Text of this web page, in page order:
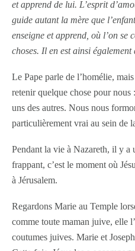
et apprend de lui. L’esprit
guide autant la mère que
enseigne et apprend, où l’on se
choses. Il en est ainsi également
Le Pape parle de l’homélie,
retenir quelque chose pour nous
uns des autres. Nous nous
particulièrement vrai au sein de
Pendant la vie à Nazareth, il y a
frappant, c’est le moment où
à Jérusalem.
Regardons Marie au Temple
comme toute maman juive, elle
coutumes juives. Marie et